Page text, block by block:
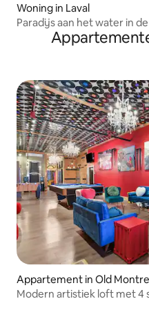
Woning in Laval
Paradijs aan het water in
afstand van het REM
Appartement in Old
Modern artistiek loft met 4